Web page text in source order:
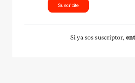
Suscribite
Si ya sos suscriptor,